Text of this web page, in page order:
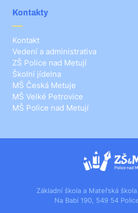
Kontakty
Kontakt
Vedení a administrativa
ZŠ Police nad Metují
Školní jídelna
MŠ Česká Metuje
MŠ Velké Petrovice
MŠ Police nad Metují
Základní škola a Mateřská
Na Babí 190, 549 54